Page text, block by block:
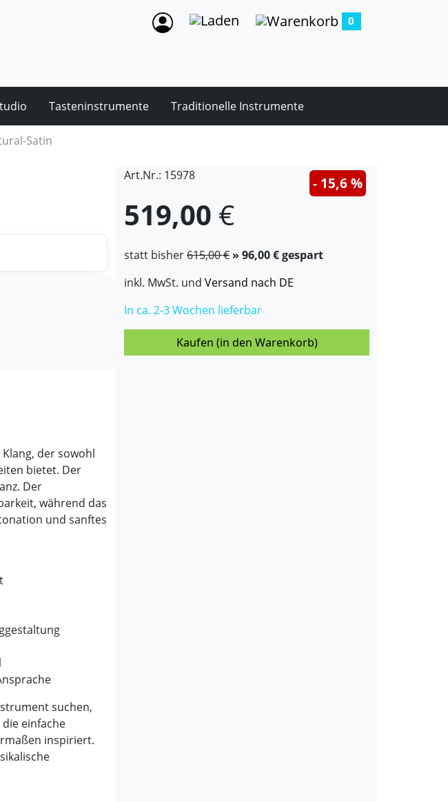
0
Tasteninstrumente Traditionelle Instrumente
Satin
der sowohl
bietet. Der
Der
während das
und sanftes
suchen,
einfache
inspiriert.
Art.Nr.: 15978
519,00 €
statt bisher615,00 € » 96,00 € gespart
- 15,6 %
inkl. MwSt. und Versand nach DE
In ca. 2-3 Wochen lieferbar
Kaufen (in den Warenkorb)